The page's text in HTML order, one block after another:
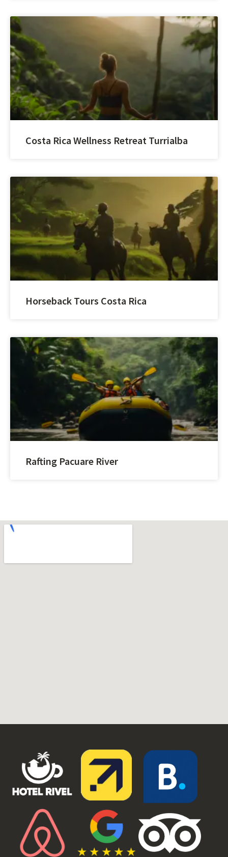
Costa Rica Wellness Retreat Turrialba
Horseback Tours Costa Rica
Rafting Pacuare River